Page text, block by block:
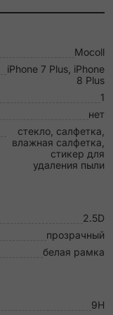
Mocoll
iPhone 7 Plus, iPhone
8 Plus
1
нет
стекло, салфетка,
влажная салфетка,
стикер для
удаления пыли
2.5D
прозрачный
белая рамка
9H